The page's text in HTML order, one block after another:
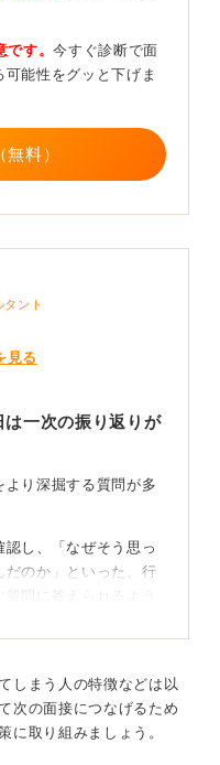
ます。
のか」「そのために
のか」を、具体的
備しておくことが不
心配せず臨もう
ることを、ぜひ聞いて
で魅力的なあなたを
るはずです。
「自分の考えを伝え
です。今すぐ診断で面
能性をグッと下げま
料）
タント
見る
一次の振り返りが
より深掘する質問が多
し、「なぜそう思っ
だのか」といった、行
問に答えられるよう
ビジョンを具体的に
しまう人の特徴などは以
次の面接につなげるため
に取り組みましょう。